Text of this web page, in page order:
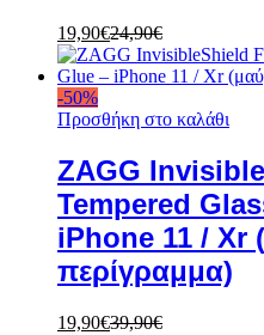
19,90€24,90€
-50%
Προσθήκη στο καλάθι
ZAGG
Tempered
iPhone 11 / Xr
περίγραμμα)
19,90€39,90€